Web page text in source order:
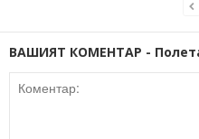
ВАШИЯТ КОМЕНТАР -